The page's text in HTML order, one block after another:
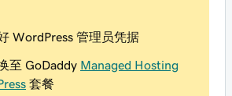
WordPress 管理员凭据
至 GoDaddy Managed Hosting
套餐